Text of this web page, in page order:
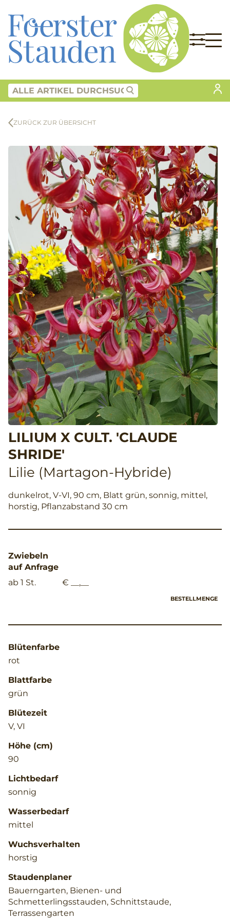
ZURÜCK ZUR ÜBERSICHT
LILIUM X CULT. 'CLAUDE
SHRIDE'
Lilie (Martagon-Hybride)
dunkelrot, V-VI, 90 cm, Blatt grün, sonnig, mittel,
horstig, Pflanzabstand 30 cm
Zwiebeln
auf Anfrage
ab 1 St.
€ __,__
BESTELLMENGE
Blütenfarbe
rot
Blattfarbe
grün
Blütezeit
V, VI
Höhe (cm)
90
Lichtbedarf
sonnig
Wasserbedarf
mittel
Wuchsverhalten
horstig
Staudenplaner
Bauerngarten, Bienen- und
Schmetterlingsstauden, Schnittstaude,
Terrassengarten